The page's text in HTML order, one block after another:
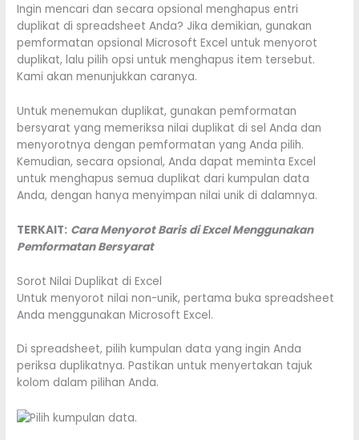
Ingin mencari dan secara opsional menghapus entri
duplikat di spreadsheet Anda? Jika demikian, gunakan
pemformatan opsional Microsoft Excel untuk menyorot
duplikat, lalu pilih opsi untuk menghapus item tersebut.
Kami akan menunjukkan caranya.
Untuk menemukan duplikat, gunakan pemformatan
bersyarat yang memeriksa nilai duplikat di sel Anda dan
menyorotnya dengan pemformatan yang Anda pilih.
Kemudian, secara opsional, Anda dapat meminta Excel
untuk menghapus semua duplikat dari kumpulan data
Anda, dengan hanya menyimpan nilai unik di dalamnya.
TERKAIT: Cara Menyorot Baris di Excel Menggunakan
Pemformatan Bersyarat
Sorot Nilai Duplikat di Excel
Untuk menyorot nilai non-unik, pertama buka spreadsheet
Anda menggunakan Microsoft Excel.
Di spreadsheet, pilih kumpulan data yang ingin Anda
periksa duplikatnya. Pastikan untuk menyertakan tajuk
kolom dalam pilihan Anda.